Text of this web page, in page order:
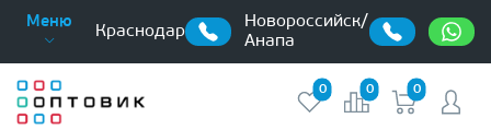
Меню
Краснодар
Новороссийск/
Анапа
0 0 0